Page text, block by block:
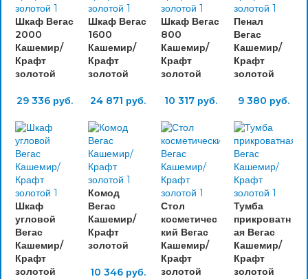
Шкаф Вегас
2000
Кашемир/
Крафт
золотой
29 336 руб.
Шкаф Вегас
1600
Кашемир/
Крафт
золотой
24 871 руб.
Шкаф Вегас
800
Кашемир/
Крафт
золотой
10 317руб.
Пенал
Вегас
Кашемир/
Крафт
золотой
9 380 руб.
Шкаф
угловой
Вегас
Кашемир/
Крафт
золотой
Комод
Вегас
Кашемир/
Крафт
золотой
10 346руб.
Стол
косметичес
кий Вегас
Кашемир/
Крафт
золотой
Тумба
прикроватн
ая Вегас
Кашемир/
Крафт
золотой